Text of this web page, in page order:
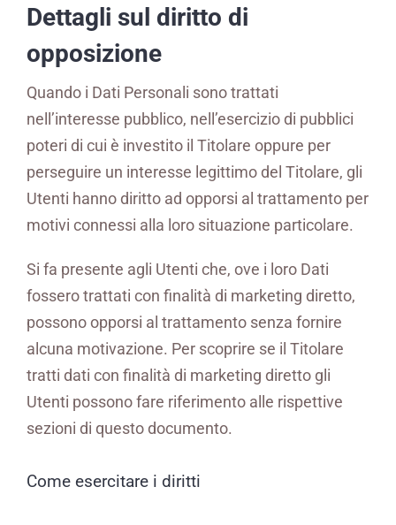
Dettagli sul diritto di
opposizione
Quando i Dati Personali sono trattati
nell’interesse pubblico, nell’esercizio di pubblici
poteri di cui è investito il Titolare oppure per
perseguire un interesse legittimo del Titolare, gli
Utenti hanno diritto ad opporsi al trattamento per
motivi connessi alla loro situazione particolare.
Si fa presente agli Utenti che, ove i loro Dati
fossero trattati con finalità di marketing diretto,
possono opporsi al trattamento senza fornire
alcuna motivazione. Per scoprire se il Titolare
tratti dati con finalità di marketing diretto gli
Utenti possono fare riferimento alle rispettive
sezioni di questo documento.
Come esercitare i diritti